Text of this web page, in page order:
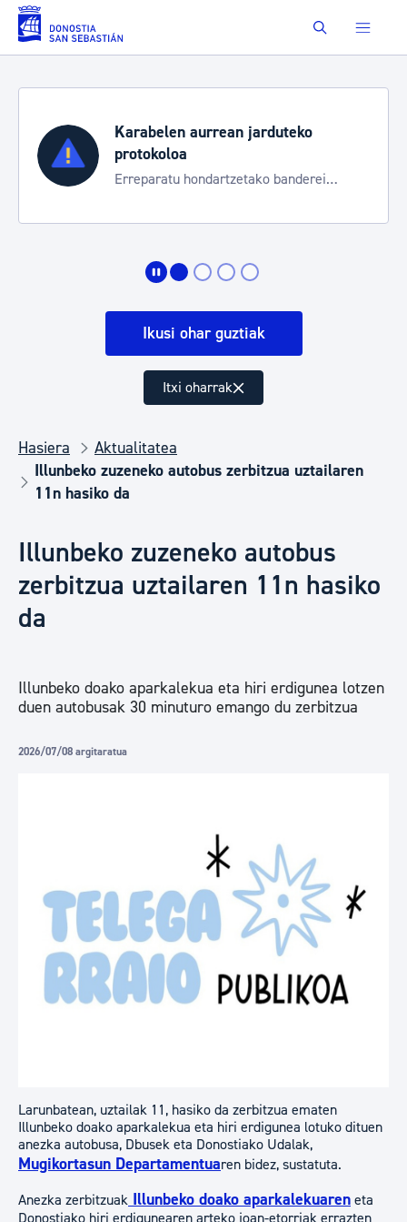
Eduki nagusira joan Buscar
Karabelen aurrean jarduteko
protokoloa
Erreparatu hondartzetako banderei
Ikusi ohar guztiak
Itxi oharrak
Hasiera
Aktualitatea
Illunbeko zuzeneko autobus zerbitzua uztailaren
11n hasiko da
Illunbeko zuzeneko autobus
zerbitzua uztailaren 11n hasiko
da
Illunbeko doako aparkalekua eta hiri erdigunea lotzen
duen autobusak 30 minuturo emango du zerbitzua
2026/07/08 argitaratua
​​​​​Larunbatean, uztailak 11, hasiko da zerbitzua ematen
Illunbeko doako aparkalekua eta hiri erdigunea lotuko dituen
anezka autobusa, Dbusek eta Donostiako Udalak,
Mugikortasun Departamentuaren bidez, sustatuta.
Anezka zerbitzuak Illunbeko doako aparkalekuaren eta
Donostiako hiri erdigunearen arteko joan-etorriak errazten